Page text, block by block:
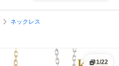
ネックレス
1/22